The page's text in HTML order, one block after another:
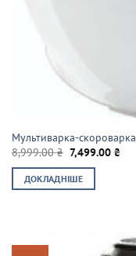
Мультиварка-
8,999.00₴ Оригінальна
ціна:
8,999.00 ₴.
7,499.00₴
ДОКЛАДНІШЕ